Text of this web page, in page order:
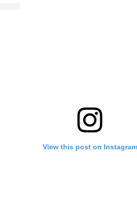
View this post on Instagram